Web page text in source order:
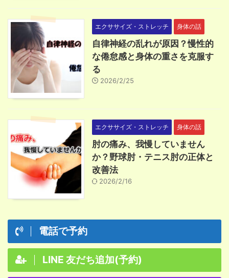
エクササイズ・ストレッチ 身体の話
自律神経の乱れが原因？慢性的
な倦怠感と身体の重さを克服す
る
2026/2/25
エクササイズ・ストレッチ 身体の話
肘の痛み、我慢していません
か？野球肘・テニス肘の正体と
改善法
2026/2/16
電話で予約
LINE 友だち追加(予約)